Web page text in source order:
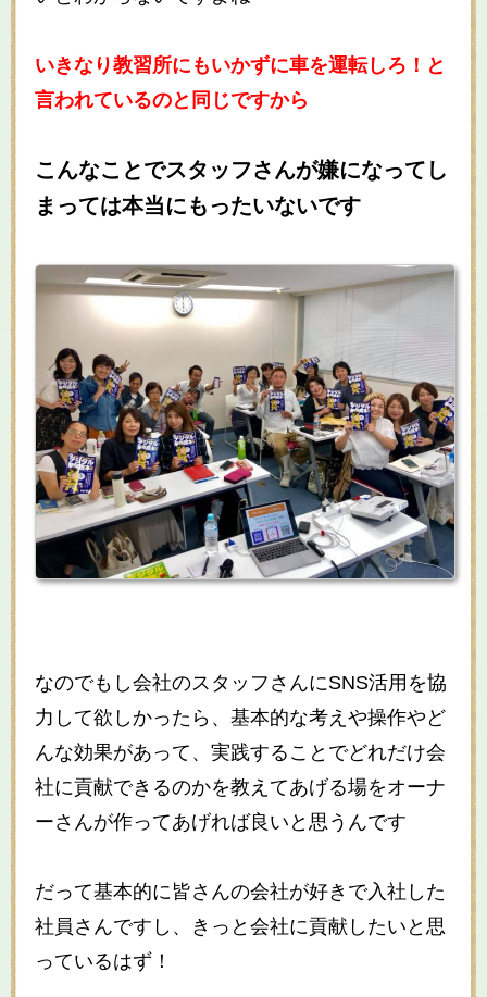
いきなり教習所にもいかずに車を運転しろ！と
言われているのと同じですから
こんなことでスタッフさんが嫌になってし
まっては本当にもったいないです
なのでもし会社のスタッフさんにSNS活用を協
力して欲しかったら、基本的な考えや操作やど
んな効果があって、実践することでどれだけ会
社に貢献できるのかを教えてあげる場をオーナ
ーさんが作ってあげれば良いと思うんです
だって基本的に皆さんの会社が好きで入社した
社員さんですし、きっと会社に貢献したいと思
っているはず！